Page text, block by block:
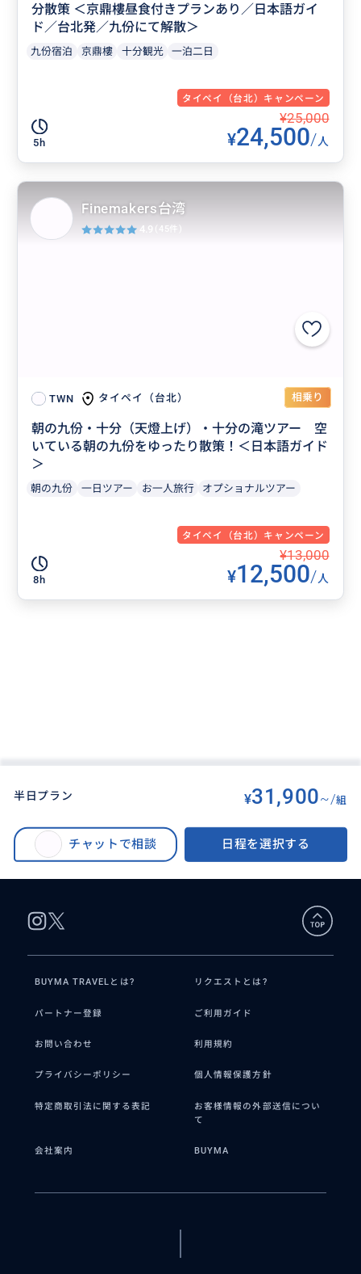
分散策 ＜京鼎樓昼食付きプランあり／日本語ガイ
ド／台北発／九份にて解散＞
九份宿泊 京鼎樓 十分観光 一泊二日
タイペイ（台北）キャンペーン
5h
¥25,000
¥24,500/人
TWN タイペイ（台北） 相乗り
朝の九份・十分（天燈上げ）・十分の滝ツアー 空
いている朝の九份をゆったり散策！＜日本語ガイド
＞
朝の九份 一日ツアー お一人旅行 オプショナルツアー
タイペイ（台北）キャンペーン
8h
¥13,000
¥12,500/人
Finemakers台湾
4.9 (45件)
半日プラン ¥31,900~/組
チャットで相談 日程を選択する
【貸切】宜蘭フォトジェニックツアー 蘭陽博物館+烏石港+宜蘭駅観光 東台
湾へ日帰りで！＜日本語ドライバー／台北発＞
BUYMA TRAVELとは? リクエストとは?
パートナー登録 ご利用ガイド
お問い合わせ 利用規約
プライバシーポリシー 個人情報保護方針
特定商取引法に関する表記
お客様情報の外部送信につい
て
会社案内 BUYMA